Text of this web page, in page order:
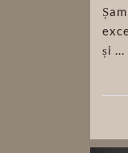
și ...